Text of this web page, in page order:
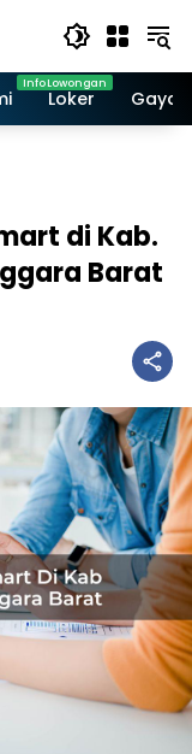
Loker Gaya
di Kab.
Barat